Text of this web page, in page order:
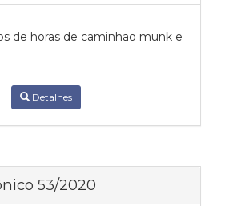
de horas de caminhao munk e
Detalhes
53/2020